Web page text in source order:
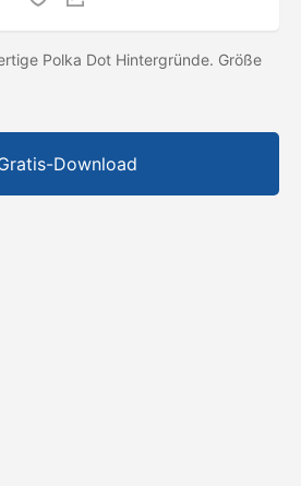
Polka Dot Hintergründe. Größe
Download